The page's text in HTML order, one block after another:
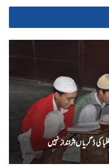
کی ڈگریا ں اثرانداز نہیں